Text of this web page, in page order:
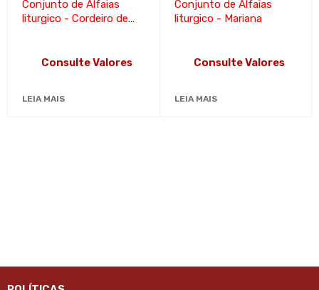
Conjunto de Alfaias
liturgico - Cordeiro de
Consulte Valores
LEIA MAIS
Conjunto de Alfaias
liturgico - Mariana
Consulte Valores
LEIA MAIS